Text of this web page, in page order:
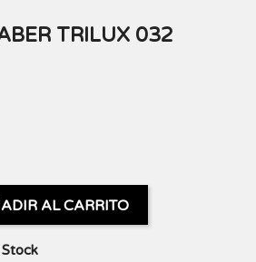
TRILUX 032
AL CARRITO
Stock